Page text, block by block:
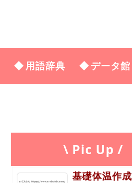
用語辞典 データ館
\ Pic Up /
基礎体温作成